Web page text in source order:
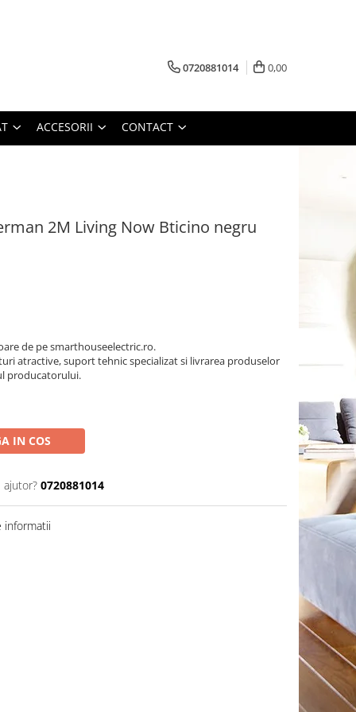
0720881014 0,00
ACCESORII CONTACT
2M Living Now Bticino negru
de pe smarthouseelectric.ro.
atractive, suport tehnic specializat si livrarea produselor
producatorului.
IN COS
ajutor? 0720881014
informatii